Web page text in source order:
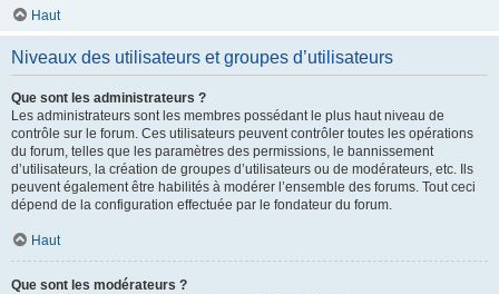
Haut
Niveaux des utilisateurs et groupes d’utilisateurs
Que sont les administrateurs ?
Les administrateurs sont les membres possédant le plus haut niveau de
contrôle sur le forum. Ces utilisateurs peuvent contrôler toutes les opérations
du forum, telles que les paramètres des permissions, le bannissement
d’utilisateurs, la création de groupes d’utilisateurs ou de modérateurs, etc. Ils
peuvent également être habilités à modérer l’ensemble des forums. Tout ceci
dépend de la configuration effectuée par le fondateur du forum.
Haut
Que sont les modérateurs ?